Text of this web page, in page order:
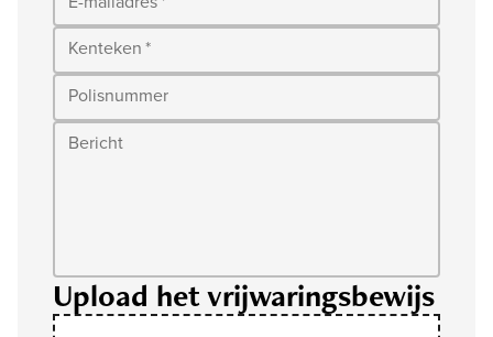
Kenteken *
Polisnummer
Bericht
Upload het vrijwaringsbewijs